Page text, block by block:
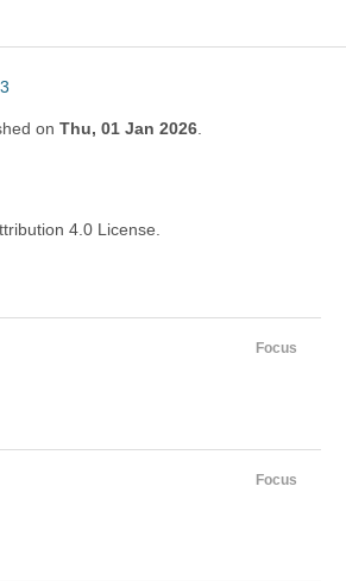
on Thu, 01 Jan 2026
4.0 License.
Focus
Focus